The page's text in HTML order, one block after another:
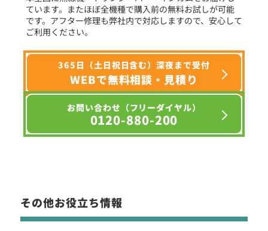
ています。またほぼ全機種で購入前の無料お試しが可能
です。アフター修理も弊社内で対応しますので、安心して
ご利用ください。
365日（土日祝日含む）深夜まで受付
WEBで無料相談・見積り
お問い合わせ（フリーダイヤル）
0120-880-200
その他お役立ち情報